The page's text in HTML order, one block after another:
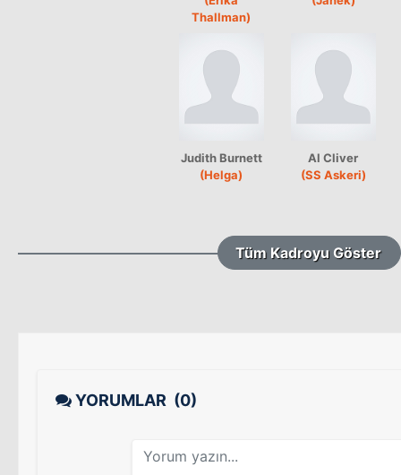
Thallman)
Judith Burnett
(Helga)
Al Cliver
(SS Askeri)
Tüm Kadroyu Göster
YORUMLAR (0)